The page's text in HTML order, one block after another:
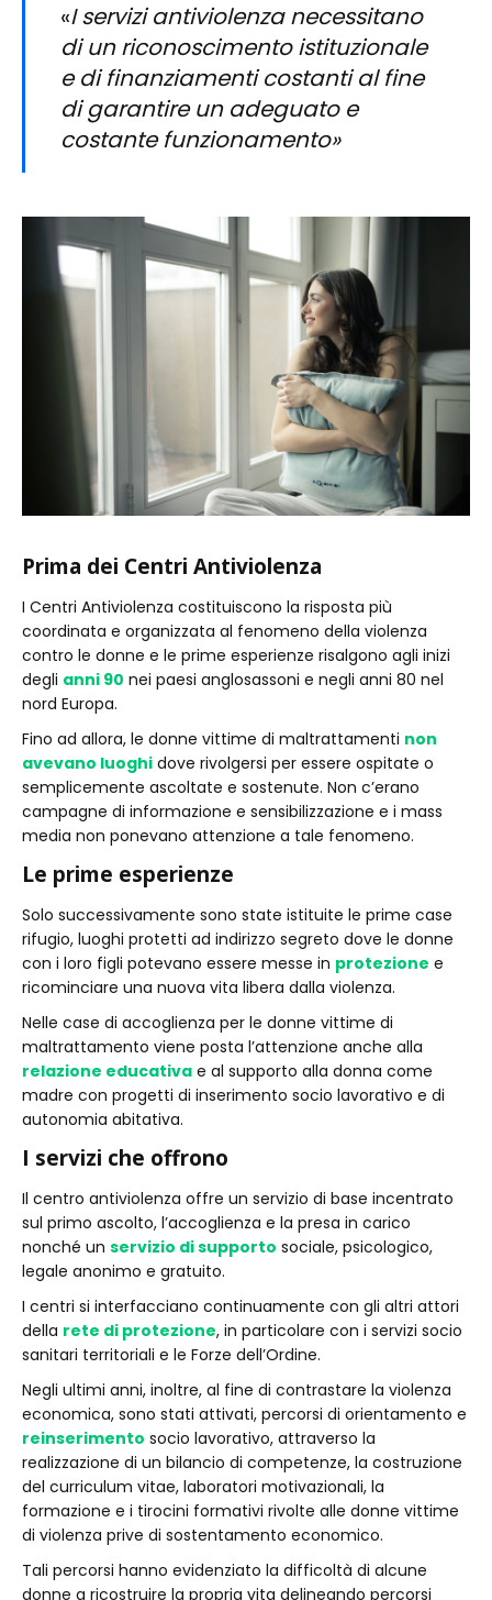
«I servizi antiviolenza necessitano
di un riconoscimento istituzionale
e di finanziamenti costanti al fine
di garantire un adeguato e
costante funzionamento»
Prima dei Centri Antiviolenza
I Centri Antiviolenza costituiscono la risposta più
coordinata e organizzata al fenomeno della violenza
contro le donne e le prime esperienze risalgono agli inizi
degli anni 90 nei paesi anglosassoni e negli anni 80 nel
nord Europa.
Fino ad allora, le donne vittime di maltrattamenti non
avevano luoghi dove rivolgersi per essere ospitate o
semplicemente ascoltate e sostenute. Non c’erano
campagne di informazione e sensibilizzazione e i mass
media non ponevano attenzione a tale fenomeno.
Le prime esperienze
Solo successivamente sono state istituite le prime case
rifugio, luoghi protetti ad indirizzo segreto dove le donne
con i loro figli potevano essere messe in protezione e
ricominciare una nuova vita libera dalla violenza.
Nelle case di accoglienza per le donne vittime di
maltrattamento viene posta l’attenzione anche alla
relazione educativa e al supporto alla donna come
madre con progetti di inserimento socio lavorativo e di
autonomia abitativa.
I servizi che offrono
Il centro antiviolenza offre un servizio di base incentrato
sul primo ascolto, l’accoglienza e la presa in carico
nonché un servizio di supporto sociale, psicologico,
legale anonimo e gratuito.
I centri si interfacciano continuamente con gli altri attori
della rete di protezione, in particolare con i servizi socio
sanitari territoriali e le Forze dell’Ordine.
Negli ultimi anni, inoltre, al fine di contrastare la violenza
economica, sono stati attivati, percorsi di orientamento e
reinserimento socio lavorativo, attraverso la
realizzazione di un bilancio di competenze, la costruzione
del curriculum vitae, laboratori motivazionali, la
formazione e i tirocini formativi rivolte alle donne vittime
di violenza prive di sostentamento economico.
Tali percorsi hanno evidenziato la difficoltà di alcune
donne a ricostruire la propria vita delineando percorsi